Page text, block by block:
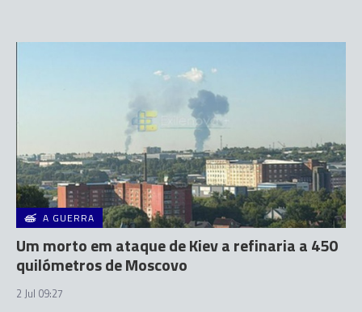
A GUERRA
Um morto em ataque de Kiev a refinaria a 450
quilómetros de Moscovo
2 Jul 09:27